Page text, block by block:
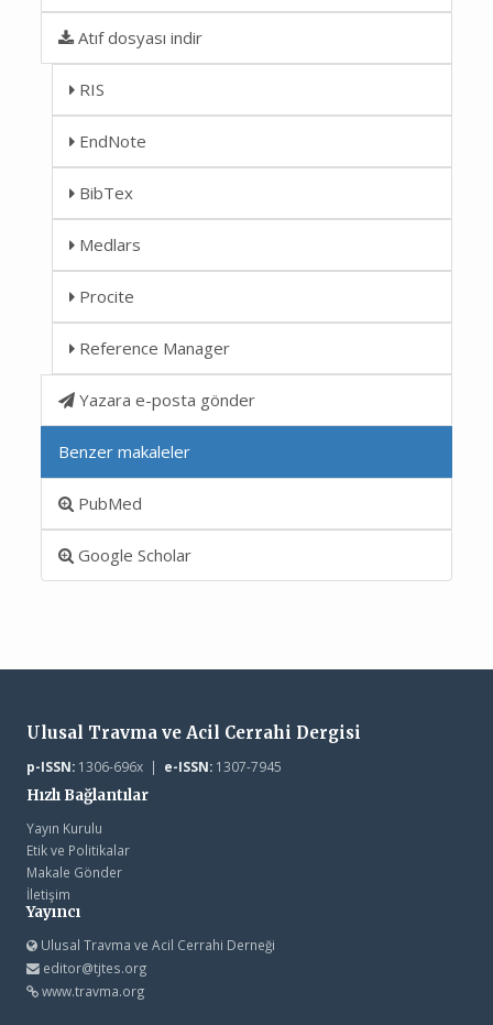
Atıf dosyası indir
RIS
EndNote
BibTex
Medlars
Procite
Reference Manager
Yazara e-posta gönder
Benzer makaleler
PubMed
Google Scholar
Ulusal Travma ve Acil Cerrahi Dergisi
p-ISSN:1306-696x | e-ISSN:1307-7945
Hızlı Bağlantılar
Yayın Kurulu
Etik ve Politikalar
Makale Gönder
İletişim
Yayıncı
Ulusal Travma ve Acil Cerrahi Derneği
editor@tjtes.org
www.travma.org